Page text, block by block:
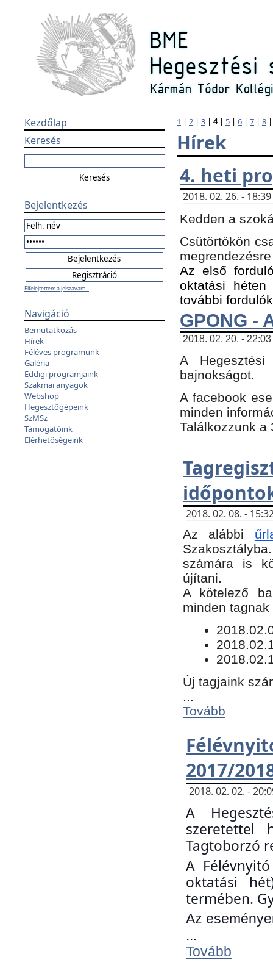
Kezdőlap
Keresés
Bejelentkezés
Elfelejtettem a jelszavam...
Navigáció
Bemutatkozás
Hírek
Féléves programunk
Galéria
Eddigi programjaink
Szakmai anyagok
Webshop
Hegesztőgépeink
SzMSz
Támogatóink
Elérhetőségeink
1 | 2 | 3 | 4| 5 | 6 | 7 | 8
Hírek
4. heti
2018. 02. 26. -
Kedden a
Csütörtökön
Az első
oktatási
további
GPONG -
2018. 02. 20. -
A
bajnokságot.
A facebook
minden
Találkozzunk a
2018. 02. 08. -
Az alábbi
számára is
újítani.
​A kötelező
minden
Új tagjaink
Tovább
2017/
2018. 02. 02. -
A
szeretettel
Tagtoborzó
A
oktatási
termében.
Az
...
Tovább